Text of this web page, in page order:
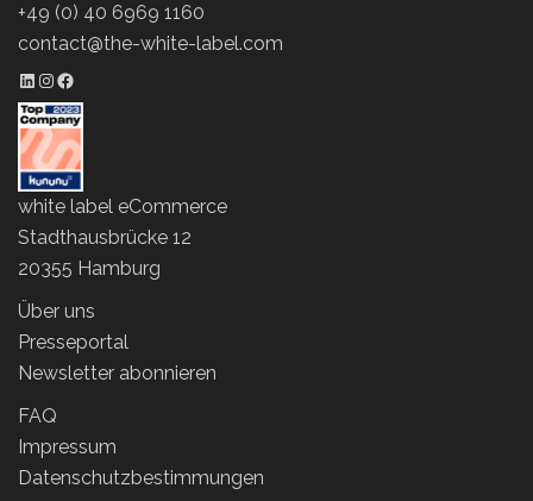
+49 (0) 40 6969 1160
contact@the-white-label.com
LinkedIn Profil
Instagram Profil
Facebook Profil
white label eCommerce
Stadthausbrücke 12
20355 Hamburg
Über uns
Presseportal
Newsletter abonnieren
FAQ
Impressum
Datenschutzbestimmungen